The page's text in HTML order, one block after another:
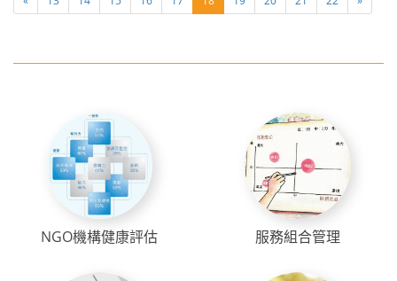
NGO機構健康評估 服務組合管理